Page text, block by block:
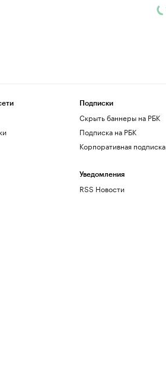
Подписки
Скрыть баннеры на РБК
Подписка на РБК
Корпоративная подписка
Уведомления
RSS Новости